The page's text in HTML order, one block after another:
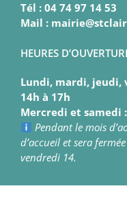
Tél : 04 74 97 14 53
Mail :
HEURES
Lundi, mardi, jeudi,
14h à 17h
Mercredi et samedi
Pendant le mois
d’accueil et sera
vendredi 14.